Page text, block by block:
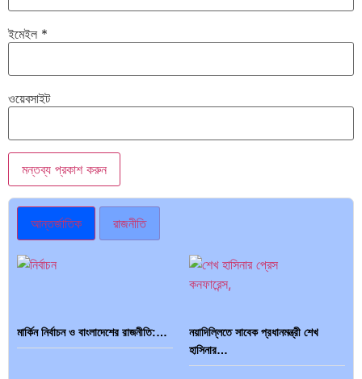
ইমেইল *
ওয়েবসাইট
আন্তর্জাতিক রাজনীতি
মার্কিন নির্বাচন ও বাংলাদেশের রাজনীতি:…
নয়াদিল্লিতে সাবেক প্রধানমন্ত্রী শেখ
হাসিনার…